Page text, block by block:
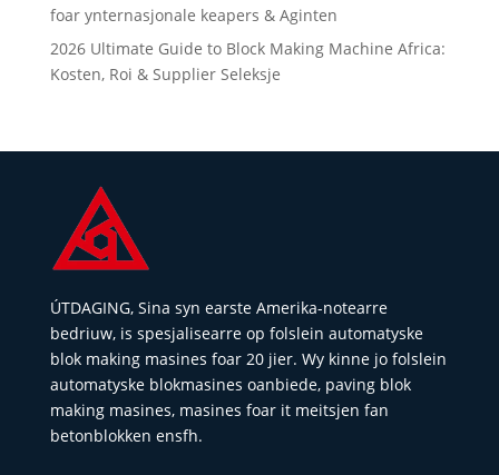
foar ynternasjonale keapers & Aginten
2026 Ultimate Guide to Block Making Machine Africa:
Kosten, Roi & Supplier Seleksje
ÚTDAGING, Sina syn earste Amerika-notearre
bedriuw, is spesjalisearre op folslein automatyske
blok making masines foar 20 jier. Wy kinne jo folslein
automatyske blokmasines oanbiede, paving blok
making masines, masines foar it meitsjen fan
betonblokken ensfh.